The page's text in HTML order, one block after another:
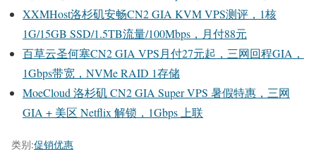
XXMHost洛杉矶安畅CN2 GIA KVM VPS测评，1核
1G/15GB SSD/1.5TB流量/100Mbps，月付88元
百草云圣何塞CN2 GIA VPS月付27元起，三网回程GIA，
1Gbps带宽，NVMe RAID 1存储
MoeCloud 洛杉矶 CN2 GIA Super VPS 暑假特惠，三网
GIA + 美区 Netflix 解锁，1Gbps 上联
类别:促销优惠